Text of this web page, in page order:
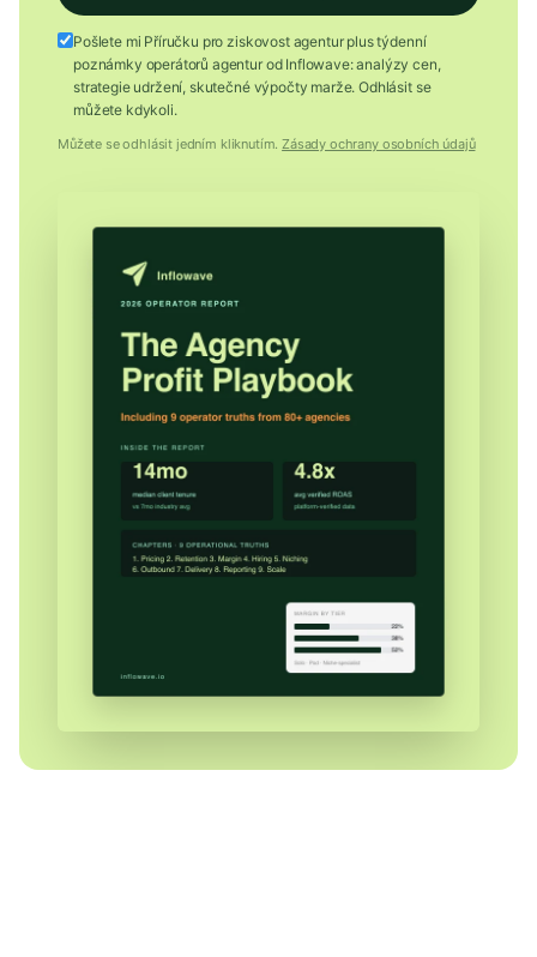
Pošlete mi Příručku pro ziskovost agentur plus týdenní
poznámky operátorů agentur od Inflowave: analýzy cen,
strategie udržení, skutečné výpočty marže. Odhlásit se
můžete kdykoli.
Můžete se odhlásit jedním kliknutím. Zásady ochrany osobních údajů